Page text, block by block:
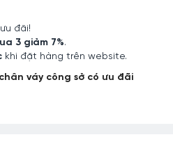
đãi!
3 giảm 7%.
khi đặt hàng trên website.
váy công sở có ưu đãi